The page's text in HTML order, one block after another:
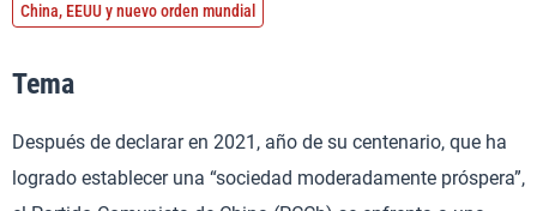
China, EEUU y nuevo orden mundial
Tema
Después de declarar en 2021, año de su centenario, que ha
logrado establecer una “sociedad moderadamente próspera”,